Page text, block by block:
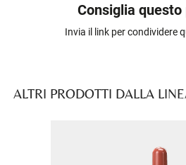
Consiglia
Invia il link per condividere
ALTRI PRODOTTI DALLA